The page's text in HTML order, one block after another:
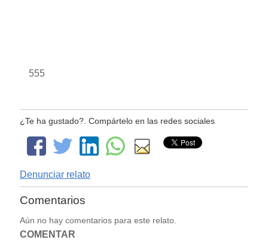
555
¿Te ha gustado?. Compártelo en las redes sociales
Denunciar relato
Comentarios
Aún no hay comentarios para este relato.
COMENTAR